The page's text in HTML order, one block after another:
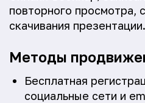
повторного просмотра,
скачивания презентации.
Методы
Бесплатная
социальные сети и